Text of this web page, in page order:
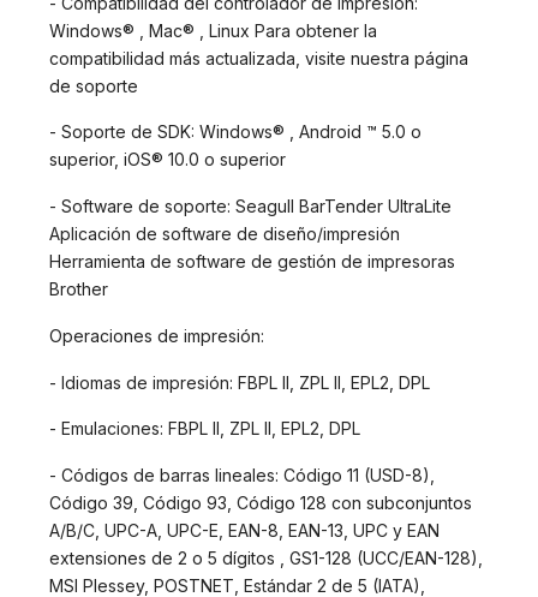
Windows® , Mac® , Linux Para obtener la
compatibilidad más actualizada, visite nuestra página
de soporte
- Soporte de SDK: Windows® , Android ™ 5.0 o
superior, iOS® 10.0 o superior
- Software de soporte: Seagull BarTender UltraLite
Aplicación de software de diseño/impresión
Herramienta de software de gestión de impresoras
Brother
Operaciones de impresión:
- Idiomas de impresión: FBPL II, ZPL II, EPL2, DPL
- Emulaciones: FBPL II, ZPL II, EPL2, DPL
- Códigos de barras lineales: Código 11 (USD-8),
Código 39, Código 93, Código 128 con subconjuntos
A/B/C, UPC-A, UPC-E, EAN-8, EAN-13, UPC y EAN
extensiones de 2 o 5 dígitos , GS1-128 (UCC/EAN-128),
MSI Plessey, POSTNET, Estándar 2 de 5 (IATA),